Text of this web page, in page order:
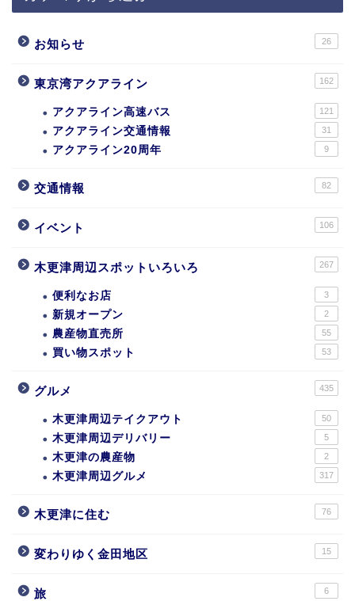
お知らせ 26
東京湾アクアライン 162
アクアライン高速バス 121
アクアライン交通情報 31
アクアライン20周年 9
交通情報 82
イベント 106
木更津周辺スポットいろいろ 267
便利なお店 3
新規オープン 2
農産物直売所 55
買い物スポット 53
グルメ 435
木更津周辺テイクアウト 50
木更津周辺デリバリー 5
木更津の農産物 2
木更津周辺グルメ 317
木更津に住む 76
変わりゆく金田地区 15
旅 6